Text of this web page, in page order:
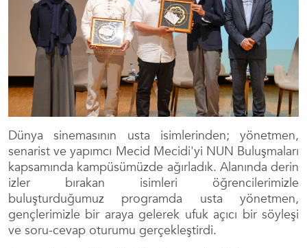
Dünya sinemasının usta isimlerinden; yönetmen,
senarist ve yapımcı Mecid Mecidi'yi NUN Buluşmaları
kapsamında kampüsümüzde ağırladık. Alanında derin
izler bırakan isimleri öğrencilerimizle
buluşturduğumuz programda usta yönetmen,
gençlerimizle bir araya gelerek ufuk açıcı bir söyleşi
ve soru-cevap oturumu gerçekleştirdi.